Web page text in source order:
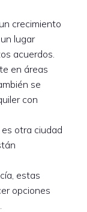
crecimiento
lugar
acuerdos.
en áreas
se
con
es otra ciudad
estas
opciones